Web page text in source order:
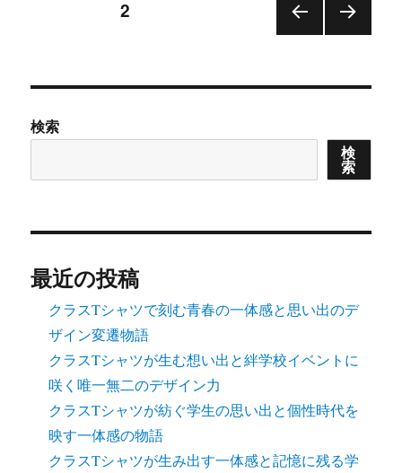
の
ペ
ー
ジ
送
り
固定ページ2
検索
検
索
最近の投稿
クラスTシャツで刻む青春の一体感と思い出のデ
ザイン変遷物語
クラスTシャツが生む想い出と絆学校イベントに
咲く唯一無二のデザイン力
クラスTシャツが紡ぐ学生の思い出と個性時代を
映す一体感の物語
クラスTシャツが生み出す一体感と記憶に残る学